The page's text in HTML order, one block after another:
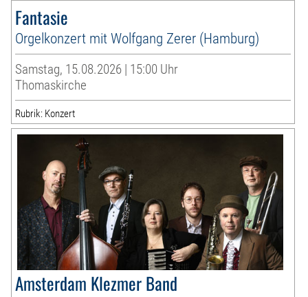
Fantasie
Orgelkonzert mit Wolfgang Zerer (Hamburg)
Samstag, 15.08.2026 | 15:00 Uhr
Thomaskirche
Rubrik: Konzert
Amsterdam Klezmer Band